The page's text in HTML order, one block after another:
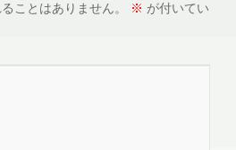
ことはありません。 ※ が付いてい